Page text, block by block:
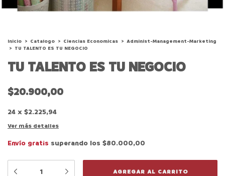
Inicio > Catalogo > Ciencias Economicas > Administ-Management-Marketing
> TU TALENTO ES TU NEGOCIO
TU TALENTO ES TU NEGOCIO
$20.900,00
24 x $2.225,94
Ver más detalles
Envío gratis superando los $80.000,00